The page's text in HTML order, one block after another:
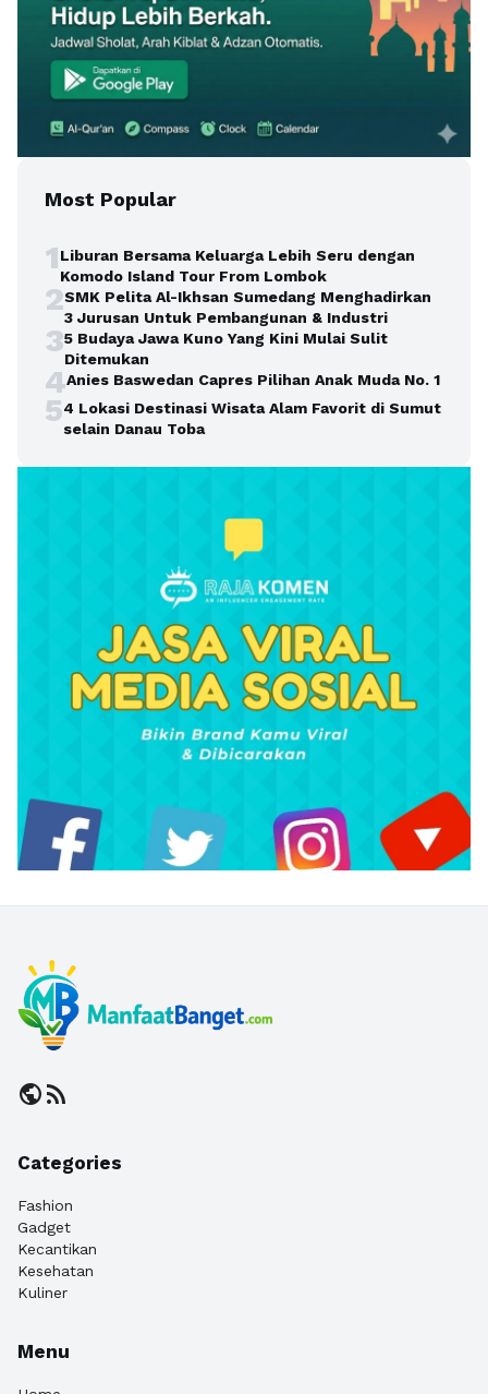
Most Popular
1Liburan Bersama Keluarga Lebih Seru dengan
Komodo Island Tour From Lombok
2SMK Pelita Al-Ikhsan Sumedang Menghadirkan
3 Jurusan Untuk Pembangunan & Industri
35 Budaya Jawa Kuno Yang Kini Mulai Sulit
Ditemukan
4Anies Baswedan Capres Pilihan Anak Muda No. 1
54 Lokasi Destinasi Wisata Alam Favorit di Sumut
selain Danau Toba
publicrss_feed
Categories
Fashion
Gadget
Kecantikan
Kesehatan
Kuliner
Menu